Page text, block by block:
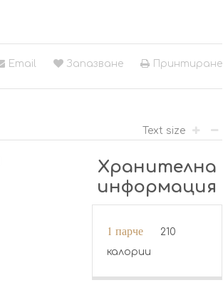
Email Запазване Принтиране
Text size
Хранителна
информация
1 парче
210
калории